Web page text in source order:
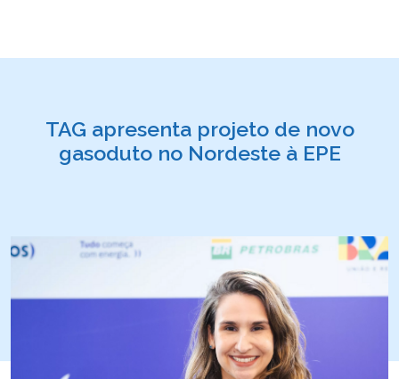
TAG apresenta projeto de novo
gasoduto no Nordeste à EPE